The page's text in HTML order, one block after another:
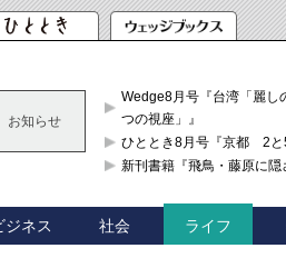
お知らせ
Wedge8月号『台湾「麗し
つの視座」』
ひととき8月号『京都 2と
新刊書籍『飛鳥・藤原に隠
ジネス 社会 ライフ